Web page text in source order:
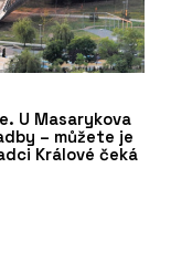
U Masarykova
– můžete je
Králové čeká